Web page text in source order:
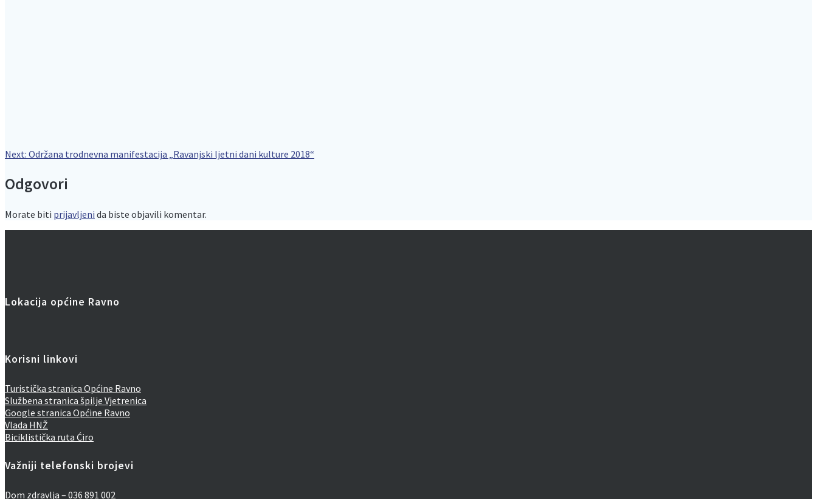
Navigacija
objava
Next: Next
Održana trodnevna manifestacija „Ravanjski ljetni dani kulture 2018“
Odgovori
Morate biti prijavljeni da biste objavili komentar.
Lokacija općine Ravno
Korisni linkovi
Turistička stranica Općine Ravno
Službena stranica špilje Vjetrenica
Google stranica Općine Ravno
Vlada HNŽ
Biciklistička ruta Ćiro
Važniji telefonski brojevi
Dom zdravlja – 036 891 002